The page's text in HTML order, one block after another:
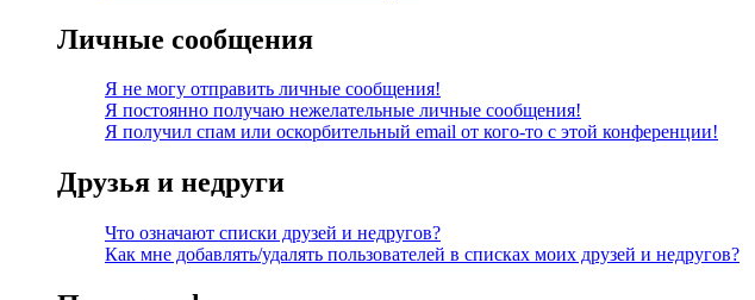
Личные сообщения
Я не могу отправить личные сообщения!
Я постоянно получаю нежелательные личные сообщения!
Я получил спам или оскорбительный email от кого-то с этой конференции!
Друзья и недруги
Что означают списки друзей и недругов?
Как мне добавлять/удалять пользователей в списках моих друзей и недругов?